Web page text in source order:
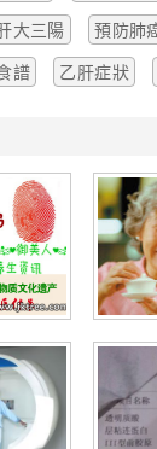
大三陽 預防肺
譜 乙肝症狀